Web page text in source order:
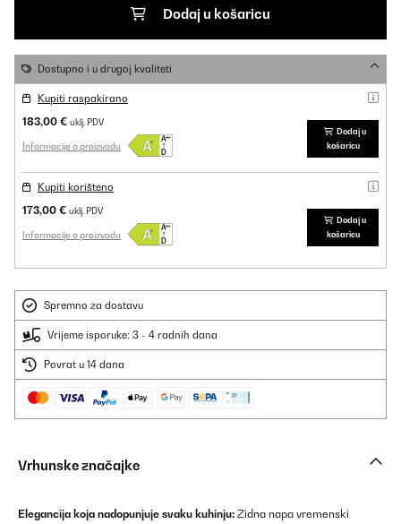
Dodaj u košaricu
Dostupno i u drugoj kvaliteti
Kupiti raspakirano
183,00 € uklj. PDV
Informacije o proizvodu
Dodaj u
košaricu
Kupiti korišteno
173,00 € uklj. PDV
Informacije o proizvodu
Dodaj u
košaricu
Spremno za dostavu
Vrijeme isporuke: 3 - 4 radnih dana
Povrat u 14 dana
Vrhunske značajke
Elegancija koja nadopunjuje svaku kuhinju: Zidna napa vremenski